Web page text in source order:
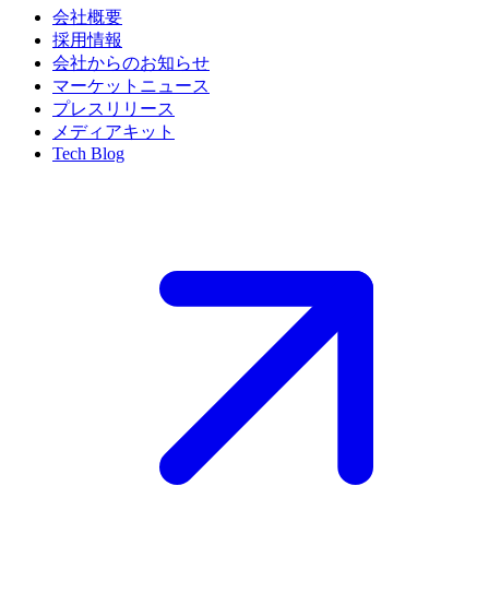
会社概要
採用情報
会社からのお知らせ
マーケットニュース
プレスリリース
メディアキット
Tech Blog